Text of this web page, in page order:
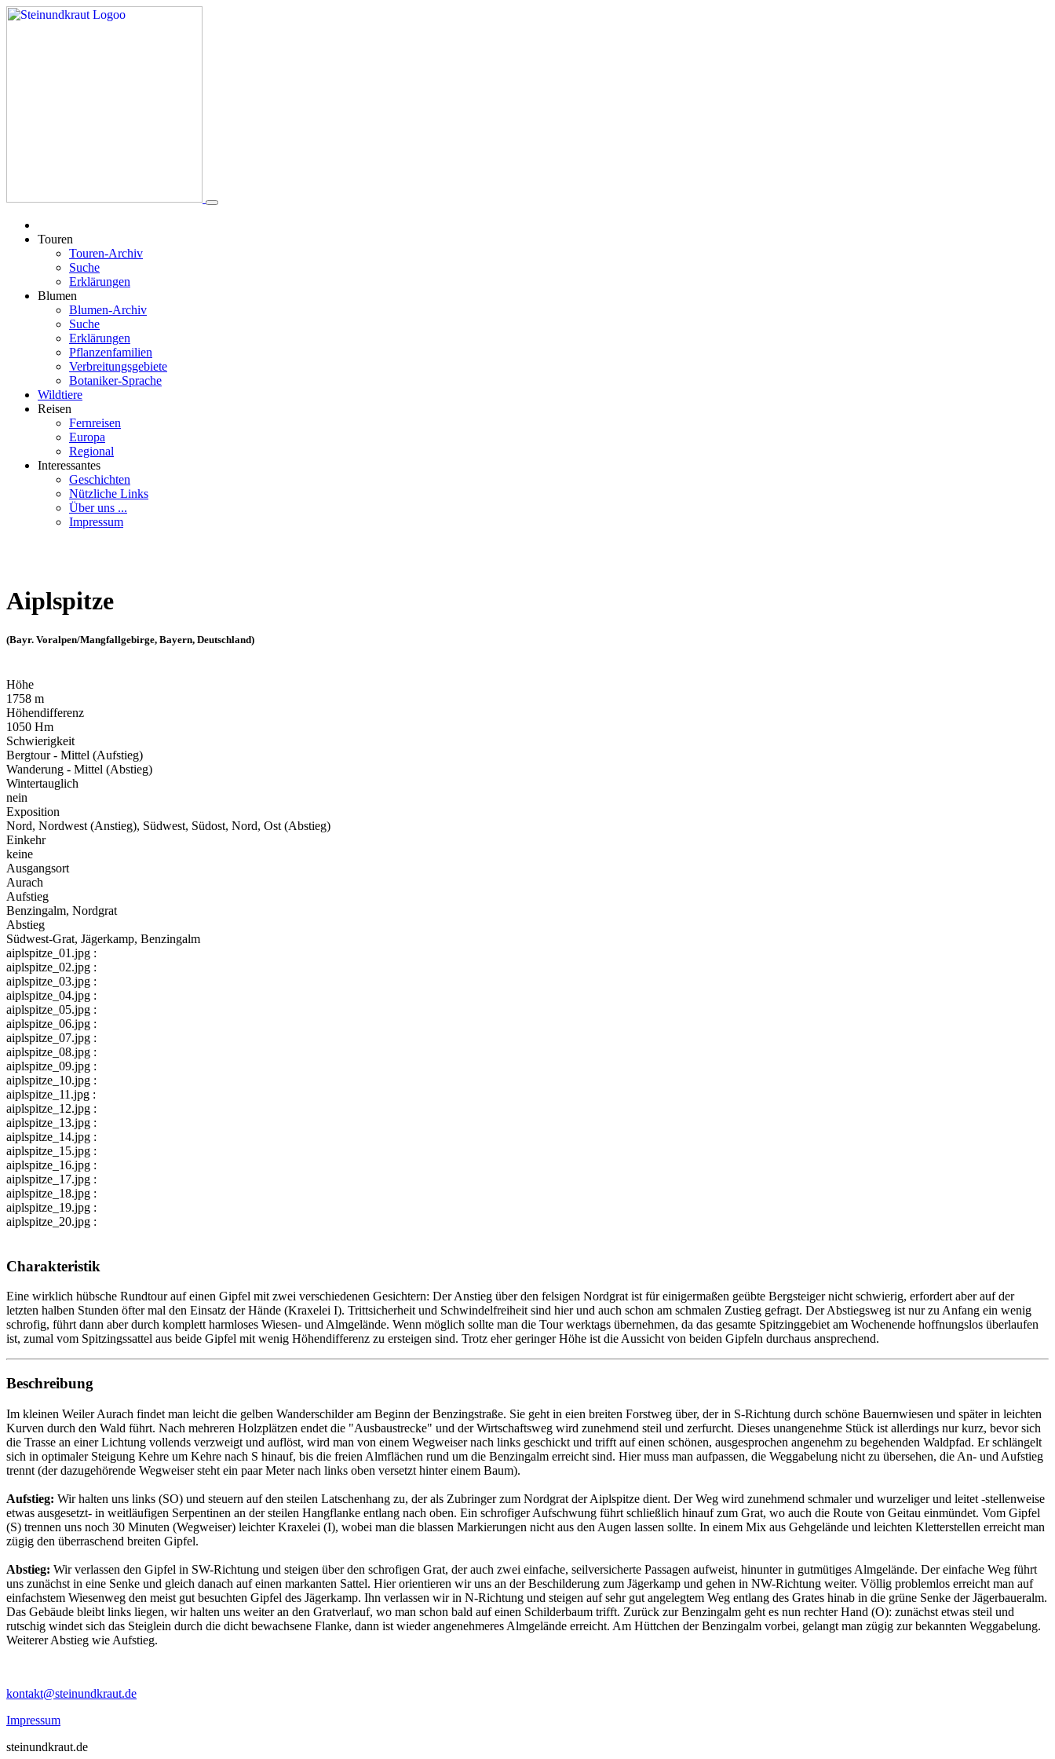
Touren
Touren-Archiv
Suche
Erklärungen
Blumen
Blumen-Archiv
Suche
Erklärungen
Pflanzenfamilien
Verbreitungsgebiete
Botaniker-Sprache
Wildtiere
Reisen
Fernreisen
Europa
Regional
Interessantes
Geschichten
Nützliche Links
Über uns ...
Impressum
Aiplspitze
(Bayr. Voralpen/Mangfallgebirge, Bayern, Deutschland)
Höhe
1758 m
Höhendifferenz
1050 Hm
Schwierigkeit
Bergtour - Mittel (Aufstieg)
Wanderung - Mittel (Abstieg)
Wintertauglich
nein
Exposition
Nord, Nordwest (Anstieg), Südwest, Südost, Nord, Ost (Abstieg)
Einkehr
keine
Ausgangsort
Aurach
Aufstieg
Benzingalm, Nordgrat
Abstieg
Südwest-Grat, Jägerkamp, Benzingalm
aiplspitze_01.jpg :
aiplspitze_02.jpg :
aiplspitze_03.jpg :
aiplspitze_04.jpg :
aiplspitze_05.jpg :
aiplspitze_06.jpg :
aiplspitze_07.jpg :
aiplspitze_08.jpg :
aiplspitze_09.jpg :
aiplspitze_10.jpg :
aiplspitze_11.jpg :
aiplspitze_12.jpg :
aiplspitze_13.jpg :
aiplspitze_14.jpg :
aiplspitze_15.jpg :
aiplspitze_16.jpg :
aiplspitze_17.jpg :
aiplspitze_18.jpg :
aiplspitze_19.jpg :
aiplspitze_20.jpg :
Charakteristik
Eine wirklich hübsche Rundtour auf einen Gipfel mit zwei verschiedenen Gesichtern: Der Anstieg über den felsigen Nordgrat ist für einigermaßen geübte Bergsteiger nicht schwierig, erfordert aber auf der
letzten halben Stunden öfter mal den Einsatz der Hände (Kraxelei I). Trittsicherheit und Schwindelfreiheit sind hier und auch schon am schmalen Zustieg gefragt. Der Abstiegsweg ist nur zu Anfang ein wenig
schrofig, führt dann aber durch komplett harmloses Wiesen- und Almgelände. Wenn möglich sollte man die Tour werktags übernehmen, da das gesamte Spitzinggebiet am Wochenende hoffnungslos überlaufen
ist, zumal vom Spitzingssattel aus beide Gipfel mit wenig Höhendifferenz zu ersteigen sind. Trotz eher geringer Höhe ist die Aussicht von beiden Gipfeln durchaus ansprechend.
Beschreibung
Im kleinen Weiler Aurach findet man leicht die gelben Wanderschilder am Beginn der Benzingstraße. Sie geht in eien breiten Forstweg über, der in S-Richtung durch schöne Bauernwiesen und später in leichten
Kurven durch den Wald führt. Nach mehreren Holzplätzen endet die "Ausbaustrecke" und der Wirtschaftsweg wird zunehmend steil und zerfurcht. Dieses unangenehme Stück ist allerdings nur kurz, bevor sich
die Trasse an einer Lichtung vollends verzweigt und auflöst, wird man von einem Wegweiser nach links geschickt und trifft auf einen schönen, ausgesprochen angenehm zu begehenden Waldpfad. Er schlängelt
sich in optimaler Steigung Kehre um Kehre nach S hinauf, bis die freien Almflächen rund um die Benzingalm erreicht sind. Hier muss man aufpassen, die Weggabelung nicht zu übersehen, die An- und Aufstieg
trennt (der dazugehörende Wegweiser steht ein paar Meter nach links oben versetzt hinter einem Baum).
Aufstieg: Wir halten uns links (SO) und steuern auf den steilen Latschenhang zu, der als Zubringer zum Nordgrat der Aiplspitze dient. Der Weg wird zunehmend schmaler und wurzeliger und leitet -stellenweise
etwas ausgesetzt- in weitläufigen Serpentinen an der steilen Hangflanke entlang nach oben. Ein schrofiger Aufschwung führt schließlich hinauf zum Grat, wo auch die Route von Geitau einmündet. Vom Gipfel
(S) trennen uns noch 30 Minuten (Wegweiser) leichter Kraxelei (I), wobei man die blassen Markierungen nicht aus den Augen lassen sollte. In einem Mix aus Gehgelände und leichten Kletterstellen erreicht man
zügig den überraschend breiten Gipfel.
Abstieg: Wir verlassen den Gipfel in SW-Richtung und steigen über den schrofigen Grat, der auch zwei einfache, seilversicherte Passagen aufweist, hinunter in gutmütiges Almgelände. Der einfache Weg führt
uns zunächst in eine Senke und gleich danach auf einen markanten Sattel. Hier orientieren wir uns an der Beschilderung zum Jägerkamp und gehen in NW-Richtung weiter. Völlig problemlos erreicht man auf
einfachstem Wiesenweg den meist gut besuchten Gipfel des Jägerkamp. Ihn verlassen wir in N-Richtung und steigen auf sehr gut angelegtem Weg entlang des Grates hinab in die grüne Senke der Jägerbaueralm.
Das Gebäude bleibt links liegen, wir halten uns weiter an den Gratverlauf, wo man schon bald auf einen Schilderbaum trifft. Zurück zur Benzingalm geht es nun rechter Hand (O): zunächst etwas steil und
rutschig windet sich das Steiglein durch die dicht bewachsene Flanke, dann ist wieder angenehmeres Almgelände erreicht. Am Hüttchen der Benzingalm vorbei, gelangt man zügig zur bekannten Weggabelung.
Weiterer Abstieg wie Aufstieg.
kontakt@steinundkraut.de
Impressum
steinundkraut.de